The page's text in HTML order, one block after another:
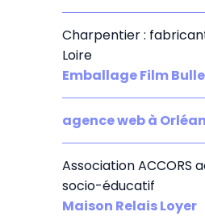
Charpentier :
Loire
Emballage Film
agence web à
Association
socio-éducatif
Maison Relais Loyer